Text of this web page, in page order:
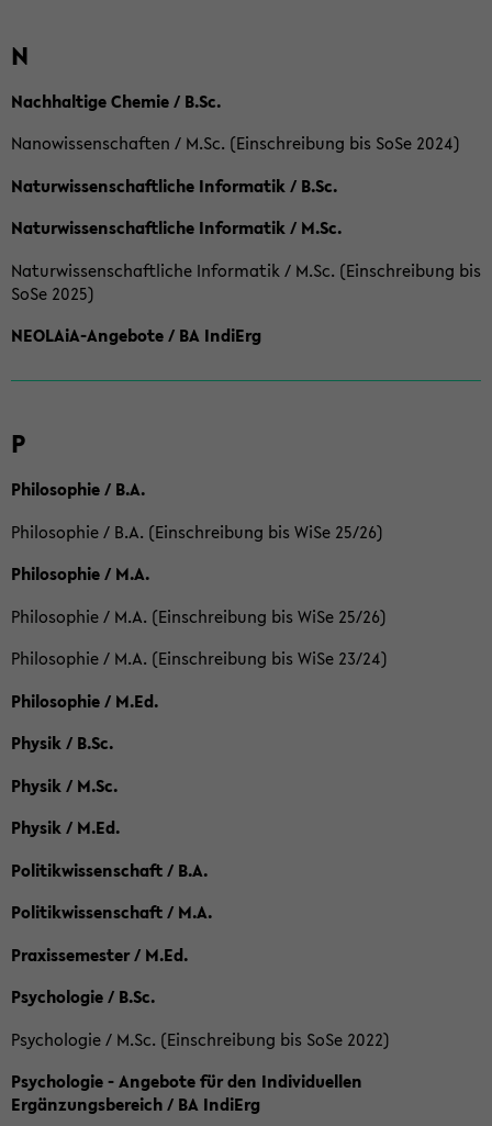
N
Nachhaltige Chemie / B.Sc.
Nanowissenschaften / M.Sc. (Einschreibung bis SoSe 2024)
Naturwissenschaftliche Informatik / B.Sc.
Naturwissenschaftliche Informatik / M.Sc.
Naturwissenschaftliche Informatik / M.Sc. (Einschreibung bis
SoSe 2025)
NEOLAiA-Angebote / BA IndiErg
P
Philosophie / B.A.
Philosophie / B.A. (Einschreibung bis WiSe 25/26)
Philosophie / M.A.
Philosophie / M.A. (Einschreibung bis WiSe 25/26)
Philosophie / M.A. (Einschreibung bis WiSe 23/24)
Philosophie / M.Ed.
Physik / B.Sc.
Physik / M.Sc.
Physik / M.Ed.
Politikwissenschaft / B.A.
Politikwissenschaft / M.A.
Praxissemester / M.Ed.
Psychologie / B.Sc.
Psychologie / M.Sc. (Einschreibung bis SoSe 2022)
Psychologie - Angebote für den Individuellen
Ergänzungsbereich / BA IndiErg